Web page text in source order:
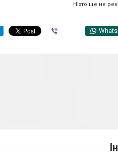
Ніхто ще не